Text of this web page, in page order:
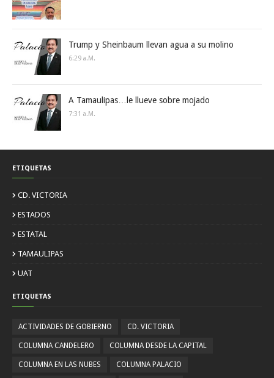
Trump y Sheinbaum llevan agua a su molino
6:29 A.m.
A Tamaulipas…le llueve sobre mojado
7:31 A.m.
ETIQUETAS
CD. VICTORIA
ESTADOS
ESTATAL
TAMAULIPAS
UAT
ETIQUETAS
ACTIVIDADES DE GOBIERNO CD. VICTORIA
COLUMNA CANDELERO COLUMNA DESDE LA CAPITAL
COLUMNA EN LAS NUBES COLUMNA PALACIO